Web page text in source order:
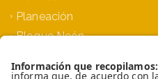
Planeación
Bloque Neón